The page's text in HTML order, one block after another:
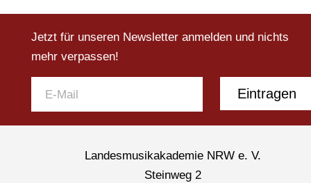
Jetzt für unseren Newsletter anmelden und nichts
mehr verpassen!
Eintragen
Landesmusikakademie NRW e. V.
Steinweg 2